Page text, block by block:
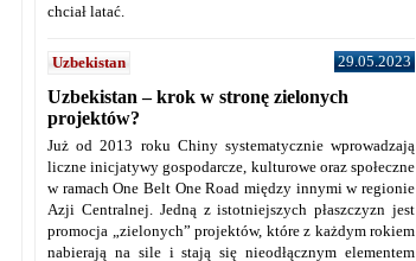
chciał latać.
Uzbekistan 29.05.2023
Uzbekistan – krok w stronę zielonych
projektów?
Już od 2013 roku Chiny systematycznie wprowadzają
liczne inicjatywy gospodarcze, kulturowe oraz społeczne
w ramach One Belt One Road między innymi w regionie
Azji Centralnej. Jedną z istotniejszych płaszczyzn jest
promocja „zielonych” projektów, które z każdym rokiem
nabierają na sile i stają się nieodłącznym elementem